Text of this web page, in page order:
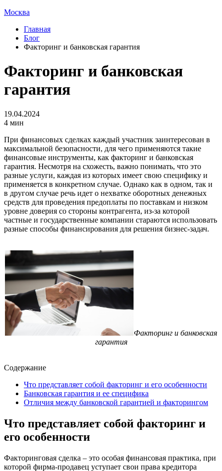
Москва
Главная
Блог
Факторинг и банковская гарантия
Факторинг и банковская
гарантия
19.04.2024
4 мин
При финансовых сделках каждый участник заинтересован в
максимальной безопасности, для чего применяются такие
финансовые инструменты, как факторинг и банковская
гарантия. Несмотря на схожесть, важно понимать, что это
разные услуги, каждая из которых имеет свою специфику и
применяется в конкретном случае. Однако как в одном, так и
в другом случае речь идет о нехватке оборотных денежных
средств для проведения предоплаты по поставкам и низком
уровне доверия со стороны контрагента, из-за которой
частные и государственные компании стараются использовать
разные способы финансирования для решения бизнес-задач.
Факторинг и банковская
гарантия
Содержание
Что представляет собой факторинг и его особенности
Банковская гарантия и ее специфика
Отличия между банковской гарантией и факторингом
Что представляет собой факторинг и
его особенности
Факторинговая сделка – это особая финансовая практика, при
которой фирма-продавец уступает свои права кредитора